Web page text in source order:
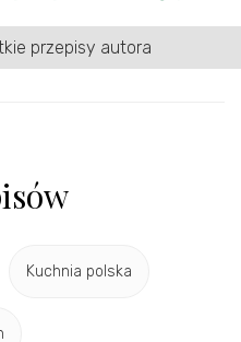
przepisy autora
Kuchnia polska